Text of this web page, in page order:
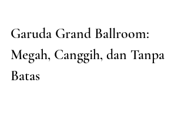
Garuda Grand Ballroom:
Megah, Canggih, dan Tanpa
Batas